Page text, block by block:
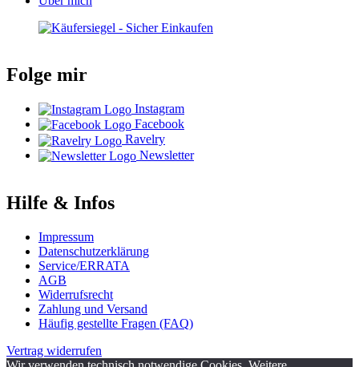
Folge mir
Instagram
Facebook
Ravelry
Newsletter
Hilfe & Infos
Impressum
Datenschutzerklärung
Service/ERRATA
AGB
Widerrufsrecht
Zahlung und Versand
Häufig gestellte Fragen (FAQ)
Vertrag widerrufen